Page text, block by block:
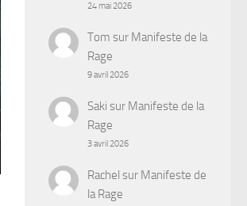
24 mai 2026
Tom sur Manifeste de la
Rage
9 avril 2026
Saki sur Manifeste de la
Rage
3 avril 2026
Rachel sur Manifeste de
la Rage